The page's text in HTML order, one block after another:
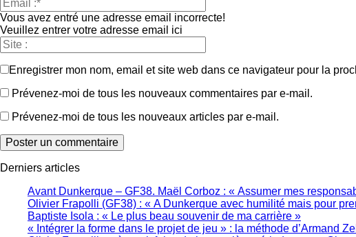
Vous avez entré une adresse email incorrecte!
Veuillez entrer votre adresse email ici
Enregistrer mon nom, email et site web dans ce navigateur pour la
Prévenez-moi de tous les nouveaux commentaires par e-mail.
Prévenez-moi de tous les nouveaux articles par e-mail.
Derniers articles
Avant Dunkerque – GF38. Maël Corboz : « Assumer mes
Olivier Frapolli (GF38) : « A Dunkerque avec humilité mais pour
Baptiste Isola : « Le plus beau souvenir de ma carrière »
« Intégrer la forme dans le projet de jeu » : la méthode d’Armand